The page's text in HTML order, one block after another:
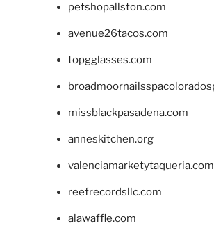
petshopallston.com
avenue26tacos.com
topgglasses.com
missblackpasadena.com
anneskitchen.org
valenciamarketytaqueria.com
reefrecordsllc.com
alawaffle.com